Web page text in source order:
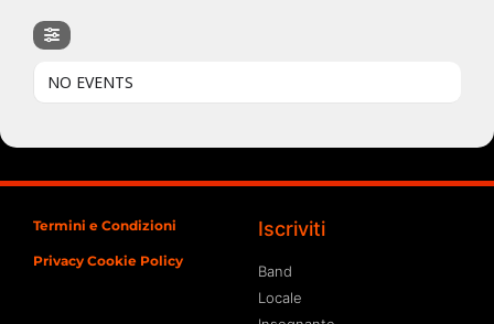
NO EVENTS
Termini e Condizioni
Privacy Cookie Policy
Iscriviti
Band
Locale